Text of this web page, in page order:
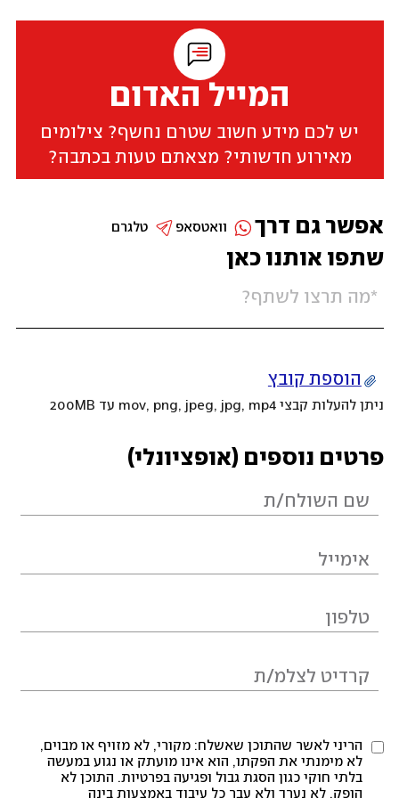
המייל האדום
יש לכם מידע חשוב שטרם נחשף? צילומים
מאירוע חדשותי? מצאתם טעות בכתבה?
שתפו אותנו כאן
הוספת קובץ
ניתן להעלות קבצי mov, png, jpeg, jpg, mp4 עד 200MB
פרטים נוספים (אופציונלי)
הריני לאשר שהתוכן שאשלח: מקורי, לא מזויף או מבוים,
לא מימנתי את הפקתו, הוא אינו מועתק או נגוע במעשה
בלתי חוקי כגון הסגת גבול ופגיעה בפרטיות. התוכן לא
הופק, לא נערך ולא עבר כל עיבוד באמצעות בינה
אפשר גם דרך טלגרם וואטסאפ